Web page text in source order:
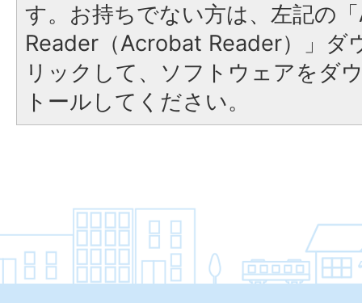
す。お持ちでない方は、左記の
Reader（Acrobat Reader）」ダ
リックして、ソフトウェアをダ
トールしてください。